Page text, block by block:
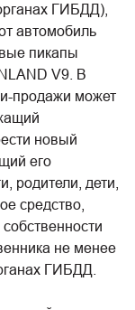
ГИБДД),
автомобиль
пикапы
V9. В
продажи может
новый
его
родители, дети,
средство,
не менее
ГИБДД.